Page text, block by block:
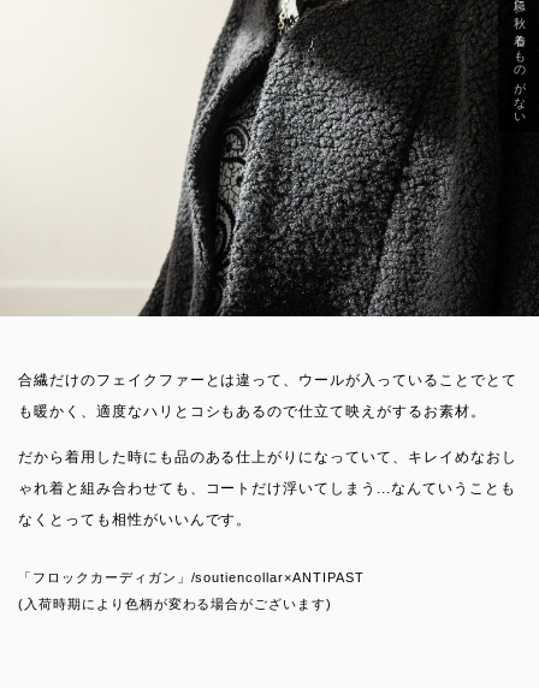
合繊だけのフェイクファーとは違って、ウールが入っていることでとて
も暖かく、適度なハリとコシもあるので仕立て映えがするお素材。
だから着用した時にも品のある仕上がりになっていて、キレイめなおし
ゃれ着と組み合わせても、コートだけ浮いてしまう...なんていうことも
なくとっても相性がいいんです。
「フロックカーディガン」/soutiencollar×ANTIPAST
(入荷時期により色柄が変わる場合がございます)
急に秋、着るものがない